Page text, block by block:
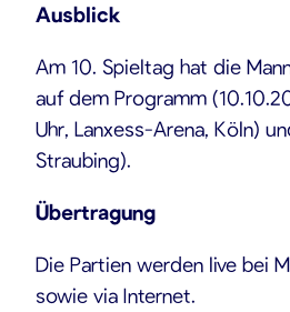
Ausblick
Am 10. Spieltag hat die
auf dem Programm
Uhr, Lanxess-Arena, Köln)
Straubing).
Übertragung
Die Partien werden live bei
sowie via Internet.